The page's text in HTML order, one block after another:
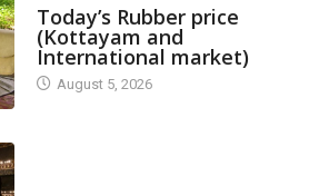
Today’s Rubber price
(Kottayam and
International market)
August 5, 2026